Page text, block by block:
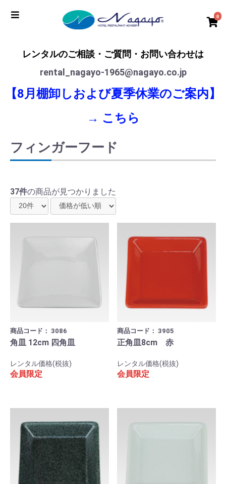
0
レンタルのご相談・ご質問・お問い合わせは
rental_nagayo-1965@nagayo.co.jp
【8月棚卸しおよび夏季休業のご案内】
→ こちら
フィンガーフード
37件の商品が見つかりました
商品コード： 3086
角皿 12cm 四角皿
レンタル価格(税抜)
会員限定
商品コード： 3905
正角皿8cm 赤
レンタル価格(税抜)
会員限定